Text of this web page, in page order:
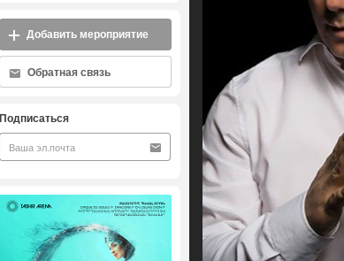
Добавить мероприятие
Обратная связь
Подписаться